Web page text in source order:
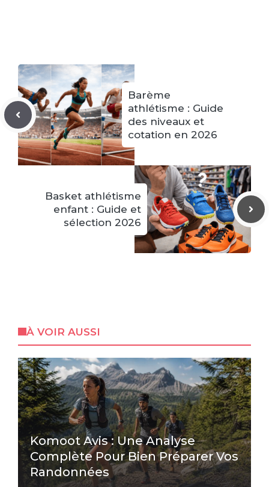
Barème
athlétisme : Guide
des niveaux et
cotation en 2026
Basket athlétisme
enfant : Guide et
sélection 2026
À VOIR AUSSI
Komoot Avis : Une Analyse
Complète Pour Bien Préparer Vos
Randonnées